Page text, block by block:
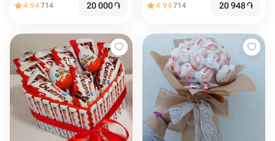
4.94714 20 000֏ 4.94714 20 948֏